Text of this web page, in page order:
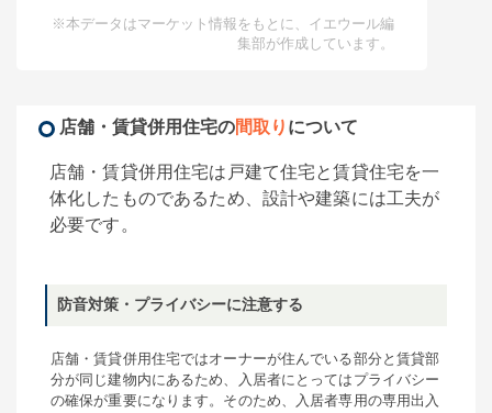
※本データはマーケット情報をもとに、イエウール編
集部が作成しています。
店舗・賃貸併用住宅の間取り について
店舗・賃貸併用住宅は戸建て住宅と賃貸住宅を一
体化したものであるため、設計や建築には工夫が
必要です。
防音対策・プライバシーに注意する
店舗・賃貸併用住宅ではオーナーが住んでいる部分と賃貸部
分が同じ建物内にあるため、入居者にとってはプライバシー
の確保が重要になります。そのため、入居者専用の専用出入